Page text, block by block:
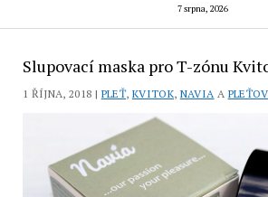
7 srpna, 2026
Slupovací maska pro T-zónu
1 ŘÍJNA, 2018 | PLEŤ, KVITOK, NAVIA A